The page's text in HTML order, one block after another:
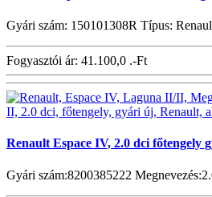
Gyári szám: 150101308R Típus:
Fogyasztói ár: 41.100,0 .-Ft
Renault Espace IV, 2.0 dci főtengely
Gyári szám:8200385222